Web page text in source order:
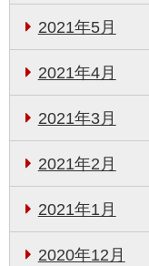
2021年5月
2021年4月
2021年3月
2021年2月
2021年1月
2020年12月